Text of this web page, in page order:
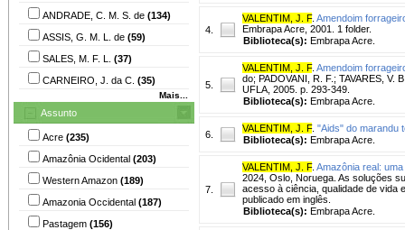
ANDRADE, C. M. S. de (134)
ASSIS, G. M. L. de (59)
SALES, M. F. L. (37)
CARNEIRO, J. da C. (35)
Mais...
Assunto
Acre (235)
Amazônia Ocidental (203)
Western Amazon (189)
Amazonia Occidental (187)
Pastagem (156)
4.
VALENTIM, J. F. Amendoim
Embrapa Acre, 2001. 1 folder.
Biblioteca(s): Embrapa Acre.
5.
VALENTIM, J. F. Amendoim
do; PADOVANI, R. F.; TAVARES,
UFLA, 2005. p. 293-349.
Biblioteca(s): Embrapa Acre.
6.
VALENTIM, J. F. "Aids" do marandu
Biblioteca(s): Embrapa Acre.
7.
VALENTIM, J. F. Amazônia real:
2024, Oslo, Noruega. As soluções
acesso à ciência, qualidade de vida
publicado em inglês.
Biblioteca(s): Embrapa Acre.